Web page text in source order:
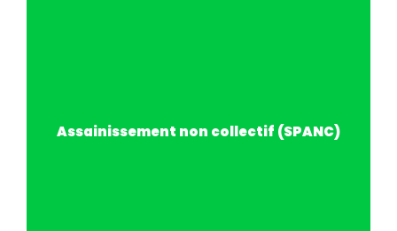
Assainissement non collectif (SPANC)